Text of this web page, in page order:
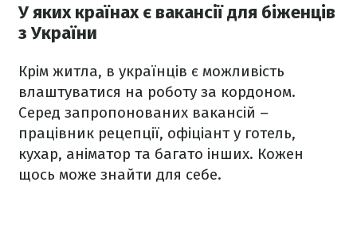
У яких країнах є вакансії для біженців
з України
Крім житла, в українців є можливість
влаштуватися на роботу за кордоном.
Серед запропонованих вакансій –
працівник рецепції, офіціант у готель,
кухар, аніматор та багато інших. Кожен
щось може знайти для себе.